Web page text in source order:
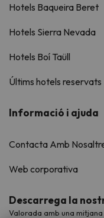
Hotels Baqueira Beret
Hotels Sierra Nevada
Hotels Boí Taüll
Últims hotels reservats
Informació i ajuda
Contacta Amb
Web corporativa
Descarrega la
Valorada amb una mitjana